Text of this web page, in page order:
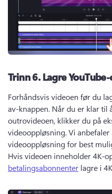
Trinn 6.Lagre
Forhåndsvis videoen før du
av-knappen. Når du er klar til
outrovideoen, klikker du på
videooppløsning. Vi
Hvis videoen inneholder 4K-
betalingsabonnenter lagre i